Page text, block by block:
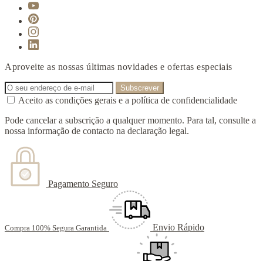
Aproveite as nossas últimas novidades e ofertas especiais
Aceito as condições gerais e a política de confidencialidade
Pode cancelar a subscrição a qualquer momento. Para tal, consulte a
nossa informação de contacto na declaração legal.
Pagamento Seguro
Compra 100% Segura Garantida Envio Rápido